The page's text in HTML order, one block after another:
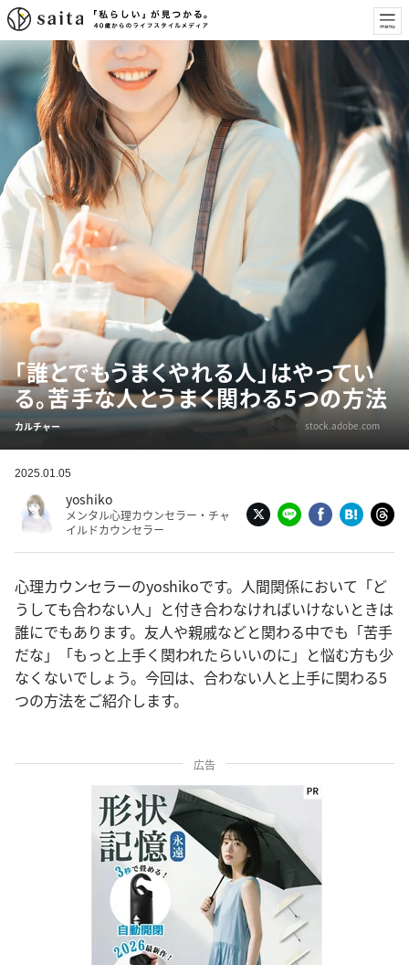
「誰とでもうまくやれる人」はやってい
る。苦手な人とうまく関わる5つの方法
カルチャー stock.adobe.com
2025.01.05
yoshiko
メンタル心理カウンセラー・チャ
イルドカウンセラー
心理カウンセラーのyoshikoです。人間関係において「ど
うしても合わない人」と付き合わなければいけないときは
誰にでもあります。友人や親戚などと関わる中でも「苦手
だな」「もっと上手く関われたらいいのに」と悩む方も少
なくないでしょう。今回は、合わない人と上手に関わる5
つの方法をご紹介します。
広告